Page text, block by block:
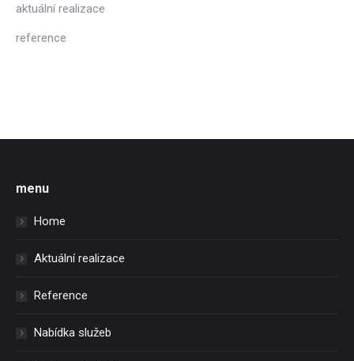
aktuální realizace
reference
menu
Home
Aktuální realizace
Reference
Nabídka služeb